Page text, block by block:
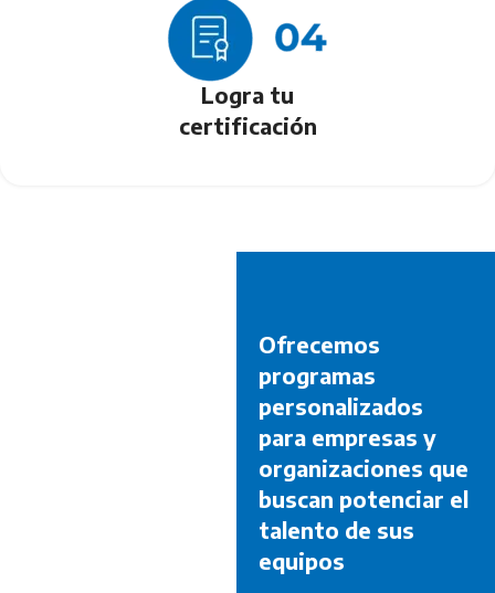
Logra tu
certificación
Ofrecemos
programas
personalizados
para empresas y
organizaciones que
buscan potenciar el
talento de sus
equipos